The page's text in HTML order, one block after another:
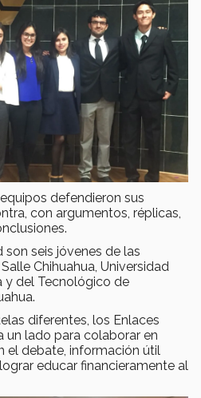
defendieron sus
con argumentos, réplicas,
seis jóvenes de las
Chihuahua, Universidad
y del Tecnológico de
diferentes, los Enlaces
un lado para colaborar en
el debate, información útil
educar financieramente al